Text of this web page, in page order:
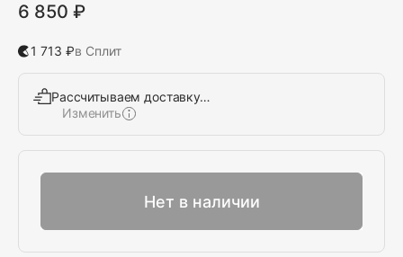
6 850 ₽
1 713 ₽в Сплит
Рассчитываем доставку…
Изменить
Нет в наличии